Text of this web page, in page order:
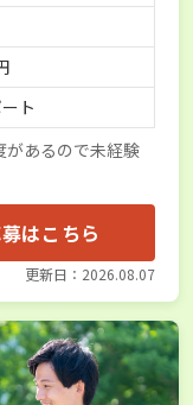
ト
があるので未経験
はこちら
更新日：2026.08.07